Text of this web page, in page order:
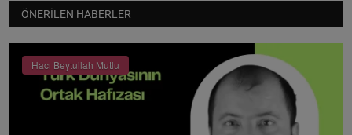
ÖNERILEN HABERLER
Hacı Beytullah Mutlu